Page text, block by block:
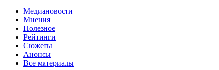
Медиановости
Мнения
Полезное
Рейтинги
Сюжеты
Анонсы
Все материалы